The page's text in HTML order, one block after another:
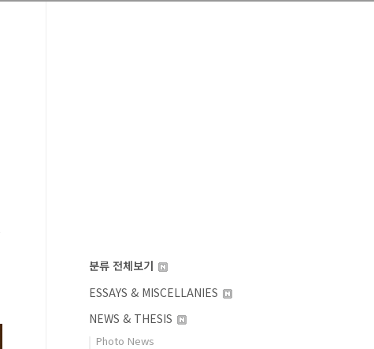
분류 전체보기
ESSAYS & MISCELLANIES
NEWS & THESIS
Photo News